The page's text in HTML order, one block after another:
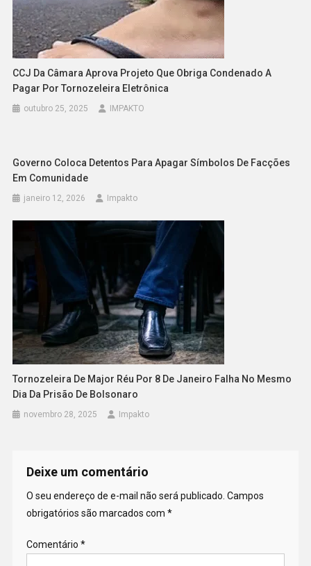
CCJ Da Câmara Aprova Projeto Que Obriga Condenado A
Pagar Por Tornozeleira Eletrônica
outubro 25, 2025 IMPAKTO
Governo Coloca Detentos Para Apagar Símbolos De Facções
Em Comunidade
janeiro 12, 2026 Impakto
Tornozeleira De Major Réu Por 8 De Janeiro Falha No Mesmo
Dia Da Prisão De Bolsonaro
novembro 28, 2025 Impakto
Deixe um comentário
O seu endereço de e-mail não será publicado. Campos
obrigatórios são marcados com *
Comentário *